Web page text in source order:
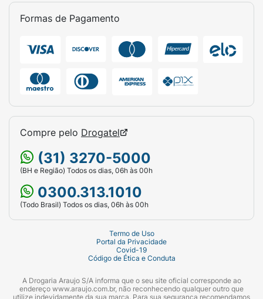
Formas de Pagamento
Compre pelo Drogatel
(31) 3270-5000
(BH e Região) Todos os dias, 06h às 00h
0300.313.1010
(Todo Brasil) Todos os dias, 06h às 00h
Termo de Uso
Portal da Privacidade
Covid-19
Código de Ética e Conduta
A Drogaria Araujo S/A informa que o seu site oficial corresponde ao
endereço www.araujo.com.br, não reconhecendo qualquer outro que
utilize indevidamente da sua marca. Para sua segurança recomendamos